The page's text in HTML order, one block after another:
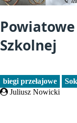
Szkolnej
biegi przełajowe
Juliusz Nowicki